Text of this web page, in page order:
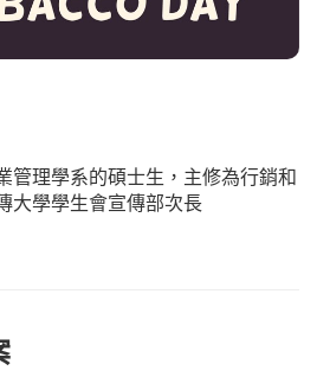
管理學系的碩士生，主修為行銷和
大學學生會宣傳部次長